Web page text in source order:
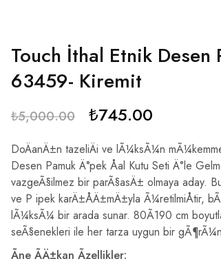
Touch İthal Etnik Desen
63459- Kiremit
₺5,000.00 ₺745.00
DoÄanÄ±n tazeliÄi ve lÃ¼ksÃ¼n
Desen Pamuk Ä°pek Åal Kutu Seti Ä°le
vazgeÃ§ilmez bir parÃ§asÄ± olmaya aday.
ve P ipek karÄ±ÅÄ±mÄ±yla Ã¼retilmiÅtir,
lÃ¼ksÃ¼ bir arada sunar. 80Ã190 cm
seÃ§enekleri ile her tarza uygun bir
Ãne ÃÄ±kan Ãzellikler: